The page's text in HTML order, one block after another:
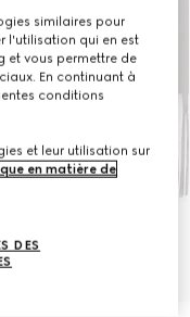
similaires pour
l'utilisation qui en est
et vous permettre de
En continuant à
conditions
et leur utilisation sur
en matière de
DES